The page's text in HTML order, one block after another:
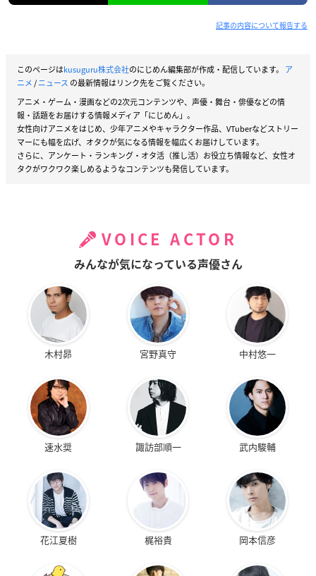
記事の内容について報告する
このページはkusuguru株式会社のにじめん編集部が作成・配信しています。 ア
ニメ/ニュース の最新情報はリンク先をご覧ください。
アニメ・ゲーム・漫画などの2次元コンテンツや、声優・舞台・俳優などの情
報・話題をお届けする情報メディア「にじめん」。
女性向けアニメをはじめ、少年アニメやキャラクター作品、VTuberなどストリー
マーにも幅を広げ、オタクが気になる情報を幅広くお届けしています。
さらに、アンケート・ランキング・オタ活（推し活）お役立ち情報など、女性オ
タクがワクワク楽しめるようなコンテンツも発信しています。
VOICE ACTOR
みんなが気になっている声優さん
木村昴 宮野真守 中村悠一
速水奨 諏訪部順一 武内駿輔
花江夏樹 梶裕貴 岡本信彦